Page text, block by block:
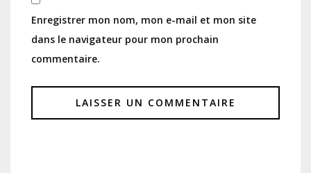
Enregistrer mon nom, mon e-mail et mon site
dans le navigateur pour mon prochain
commentaire.